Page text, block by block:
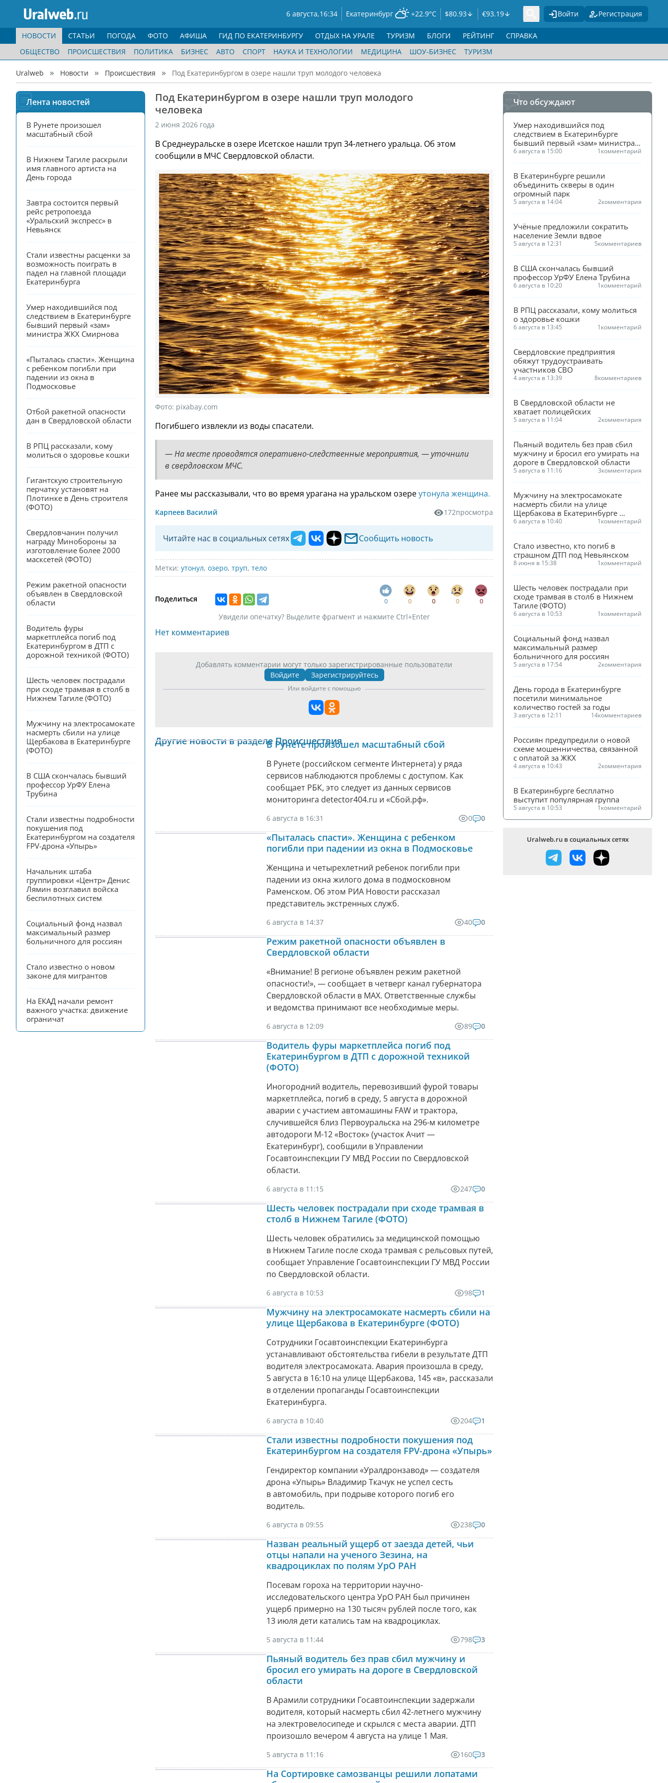
6 августа,16:34 Екатеринбург +22.9°C $80.93 €93.19 Войти Регистрация
НОВОСТИ
ОБЩЕСТВО
ПРОИСШЕСТВИЯ ПОЛИТИКА БИЗНЕС АВТО СПОРТ НАУКА И ТЕХНОЛОГИИ МЕДИЦИНА ШОУ-БИЗНЕС ТУРИЗМ
СТАТЬИ ПОГОДА ФОТО АФИША ГИД ПО ЕКАТЕРИНБУРГУ ОТДЫХ НА УРАЛЕ ТУРИЗМ БЛОГИ РЕЙТИНГ СПРАВКА
Uralweb Новости Происшествия Под Екатеринбургом в озере нашли труп молодого человека
Лента новостей
В Рунете произошел
масштабный сбой
В Нижнем Тагиле раскрыли
имя главного артиста на
День города
Завтра состоится первый
рейс ретропоезда
«Уральский экспресс» в
Невьянск
Стали известны расценки за
возможность поиграть в
падел на главной площади
Екатеринбурга
Умер находившийся под
следствием в Екатеринбурге
бывший первый «зам»
министра ЖКХ Смирнова
«Пыталась спасти». Женщина
с ребенком погибли при
падении из окна в
Подмосковье
Отбой ракетной опасности
дан в Свердловской области
В РПЦ рассказали, кому
молиться о здоровье кошки
Гигантскую строительную
перчатку установят на
Плотинке в День строителя
(ФОТО)
Свердловчанин получил
награду Минобороны за
изготовление более 2000
масксетей (ФОТО)
Режим ракетной опасности
объявлен в Свердловской
области
Водитель фуры
маркетплейса погиб под
Екатеринбургом в ДТП с
дорожной техникой (ФОТО)
Шесть человек пострадали
при сходе трамвая в столб в
Нижнем Тагиле (ФОТО)
Мужчину на электросамокате
насмерть сбили на улице
Щербакова в Екатеринбурге
(ФОТО)
В США скончалась бывший
профессор УрФУ Елена
Трубина
Стали известны подробности
покушения под
Екатеринбургом на создателя
FPV-дрона «Упырь»
Начальник штаба
группировки «Центр» Денис
Лямин возглавил войска
беспилотных систем
Социальный фонд назвал
максимальный размер
больничного для россиян
Стало известно о новом
законе для мигрантов
На ЕКАД начали ремонт
важного участка: движение
ограничат
Под Екатеринбургом в озере нашли труп молодого
человека
2 июня 2026 года
В Среднеуральске в озере Исетское нашли труп 34-летнего уральца. Об этом
сообщили в МЧС Свердловской области.
Фото: pixabay.com
Погибшего извлекли из воды спасатели.
— На месте проводятся оперативно-следственные мероприятия, — уточнили
в свердловском МЧС.
Ранее мы рассказывали, что во время урагана на уральском озереутонула женщина.
Карпеев Василий 172просмотра
Читайте нас в социальных сетях Сообщить новость
Метки: утонул, озеро, труп, тело
Поделиться 0 0 0 0 0
Увидели опечатку? Выделите фрагмент и нажмите Ctrl+Enter
Нет комментариев
Добавлять комментарии могут только зарегистрированные пользователи
Войдите
Зарегистрируйтесь
Или войдите с помощью
Другие новости в разделе ПроисшествияВ Рунете произошел масштабный сбой
В Рунете (российском сегменте Интернета) у ряда
сервисов наблюдаются проблемы с доступом. Как
сообщает РБК, это следует из данных сервисов
мониторинга detector404.ru и «Сбой.рф».
6 августа в 16:31 0 0
«Пыталась спасти». Женщина с ребенком
погибли при падении из окна в Подмосковье
Женщина и четырехлетний ребенок погибли при
падении из окна жилого дома в подмосковном
Раменском. Об этом РИА Новости рассказал
представитель экстренных служб.
6 августа в 14:37 40 0
Режим ракетной опасности объявлен в
Свердловской области
«Внимание! В регионе объявлен режим ракетной
опасности!», — сообщает в четверг канал губернатора
Свердловской области в МАХ. Ответственные службы
и ведомства принимают все необходимые меры.
6 августа в 12:09 89 0
Водитель фуры маркетплейса погиб под
Екатеринбургом в ДТП с дорожной техникой
(ФОТО)
Иногородний водитель, перевозивший фурой товары
маркетплейса, погиб в среду, 5 августа в дорожной
аварии с участием автомашины FAW и трактора,
случившейся близ Первоуральска на 296-м километре
автодороги М-12 «Восток» (участок Ачит —
Екатеринбург), сообщили в Управлении
Госавтоинспекции ГУ МВД России по Свердловской
области.
6 августа в 11:15 247 0
Шесть человек пострадали при сходе трамвая в
столб в Нижнем Тагиле (ФОТО)
Шесть человек обратились за медицинской помощью
в Нижнем Тагиле после схода трамвая с рельсовых путей,
сообщает Управление Госавтоинспекции ГУ МВД России
по Свердловской области.
6 августа в 10:53 98 1
Мужчину на электросамокате насмерть сбили на
улице Щербакова в Екатеринбурге (ФОТО)
Сотрудники Госавтоинспекции Екатеринбурга
устанавливают обстоятельства гибели в результате ДТП
водителя электросамоката. Авария произошла в среду,
5 августа в 16:10 на улице Щербакова, 145 «в», рассказали
в отделении пропаганды Госавтоинспекции
Екатеринбурга.
6 августа в 10:40 204 1
Стали известны подробности покушения под
Екатеринбургом на создателя FPV-дрона «Упырь»
Гендиректор компании «Уралдронзавод» — создателя
дрона «Упырь» Владимир Ткачук не успел сесть
в автомобиль, при подрыве которого погиб его
водитель.
6 августа в 09:55 238 0
Назван реальный ущерб от заезда детей, чьи
отцы напали на ученого Зезина, на
квадроциклах по полям УрО РАН
Посевам гороха на территории научно-
исследовательского центра УрО РАН был причинен
ущерб примерно на 130 тысяч рублей после того, как
13 июля дети катались там на квадроциклах.
5 августа в 11:44 798 3
Пьяный водитель без прав сбил мужчину и
бросил его умирать на дороге в Свердловской
области
В Арамили сотрудники Госавтоинспекции задержали
водителя, который насмерть сбил 42-летнего мужчину
на электровелосипеде и скрылся с места аварии. ДТП
произошло вечером 4 августа на улице 1 Мая.
5 августа в 11:16 160 3
На Сортировке самозванцы решили лопатами
Что обсуждают
Умер находившийся под
следствием в Екатеринбурге
бывший первый «зам» министра
ЖКХ Смирнова
6 августа в 15:00 1комментарий
В Екатеринбурге решили
объединить скверы в один
огромный парк
5 августа в 14:04 2комментария
Учёные предложили сократить
население Земли вдвое
5 августа в 12:31 5комментариев
В США скончалась бывший
профессор УрФУ Елена Трубина
6 августа в 10:20 1комментарий
В РПЦ рассказали, кому молиться
о здоровье кошки
6 августа в 13:45 1комментарий
Свердловские предприятия
обяжут трудоустраивать
участников СВО
4 августа в 13:39 8комментариев
В Свердловской области не
хватает полицейских
5 августа в 11:04 2комментария
Пьяный водитель без прав сбил
мужчину и бросил его умирать на
дороге в Свердловской области
5 августа в 11:16 3комментария
Мужчину на электросамокате
насмерть сбили на улице
Щербакова в Екатеринбурге
(ФОТО)
6 августа в 10:40 1комментарий
Стало известно, кто погиб в
страшном ДТП под Невьянском
8 июня в 15:38 1комментарий
Шесть человек пострадали при
сходе трамвая в столб в Нижнем
Тагиле (ФОТО)
6 августа в 10:53 1комментарий
Социальный фонд назвал
максимальный размер
больничного для россиян
5 августа в 17:54 2комментария
День города в Екатеринбурге
посетили минимальное
количество гостей за годы
3 августа в 12:11 14комментариев
Россиян предупредили о новой
схеме мошенничества, связанной
с оплатой за ЖКХ
4 августа в 10:43 2комментария
В Екатеринбурге бесплатно
выступит популярная группа
5 августа в 10:53 1комментарий
Uralweb.ru в социальных сетях